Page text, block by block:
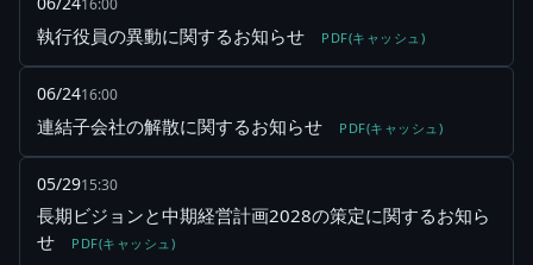
16:00
執行役員の異動に関するお知らせ PDF(キャッシュ)
06/2416:00
連結子会社の解散に関するお知らせ PDF(キャッシュ)
05/2915:30
長期ビジョンと中期経営計画2028の策定に関するお知ら
せ
PDF(キャッシュ)